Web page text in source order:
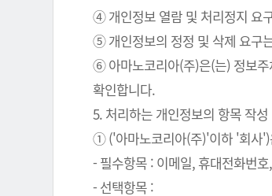
④ 개인정보 열람 및 처리정지 요
⑤ 개인정보의 정정 및 삭제 요구
⑥ 아마노코리아(주)은(는) 정보주
확인합니다.
5. 처리하는 개인정보의 항목 작성
① ('아마노코리아(주)'이하 '회사')
- 필수항목 : 이메일, 휴대전화번
- 선택항목 :